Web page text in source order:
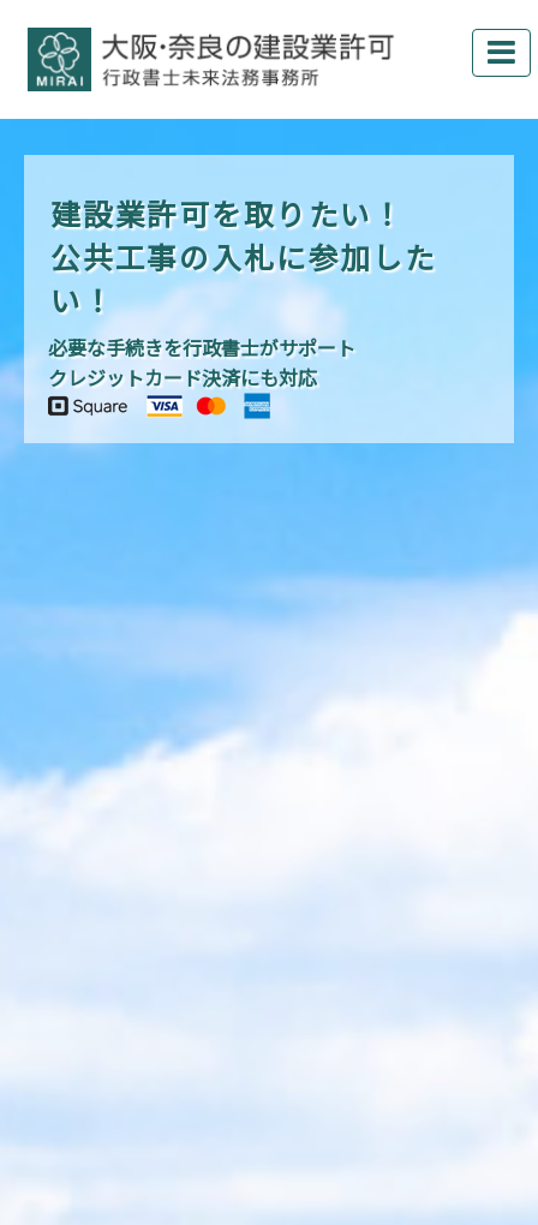
建設業許可を取りたい！
公共工事の入札に参加した
い！
必要な手続きを行政書士がサポート
クレジットカード決済にも対応